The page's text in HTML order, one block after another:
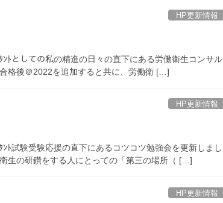
HP更新情報
としての私の精進の日々の直下にある労働衛生コンサル
格後＠2022を追加すると共に、労働衛 […]
HP更新情報
試験受験応援の直下にあるコツコツ勉強会を更新しまし
生の研鑽をする人にとっての「第三の場所（ […]
HP更新情報